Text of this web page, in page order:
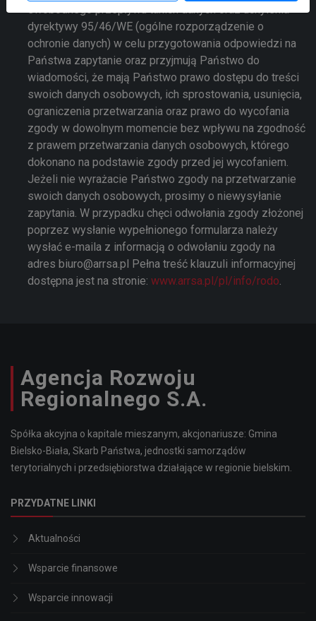
swobodnego przepływu takich danych oraz uchylenia
dyrektywy 95/46/WE (ogólne rozporządzenie o
ochronie danych) w celu przygotowania odpowiedzi na
Państwa zapytanie oraz przyjmują Państwo do
wiadomości, że mają Państwo prawo dostępu do treści
swoich danych osobowych, ich sprostowania, usunięcia,
ograniczenia przetwarzania oraz prawo do wycofania
zgody w dowolnym momencie bez wpływu na zgodność
z prawem przetwarzania danych osobowych, którego
dokonano na podstawie zgody przed jej wycofaniem.
Jeżeli nie wyrażacie Państwo zgody na przetwarzanie
swoich danych osobowych, prosimy o niewysyłanie
zapytania. W przypadku chęci odwołania zgody złożonej
poprzez wysłanie wypełnionego formularza należy
wysłać e-maila z informacją o odwołaniu zgody na
adres biuro@arrsa.pl Pełna treść klauzuli informacyjnej
dostępna jest na stronie: www.arrsa.pl/pl/info/rodo.
Agencja Rozwoju
Regionalnego S.A.
Spółka akcyjna o kapitale mieszanym, akcjonariusze: Gmina
Bielsko-Biała, Skarb Państwa, jednostki samorządów
terytorialnych i przedsiębiorstwa działające w regionie bielskim.
PRZYDATNE LINKI
Aktualności
Wsparcie finansowe
Wsparcie innowacji